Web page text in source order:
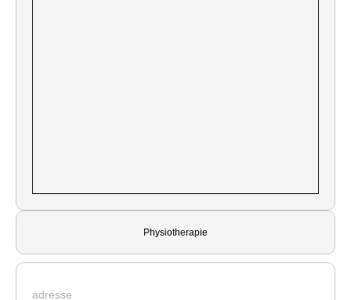
Physiotherapie
adresse